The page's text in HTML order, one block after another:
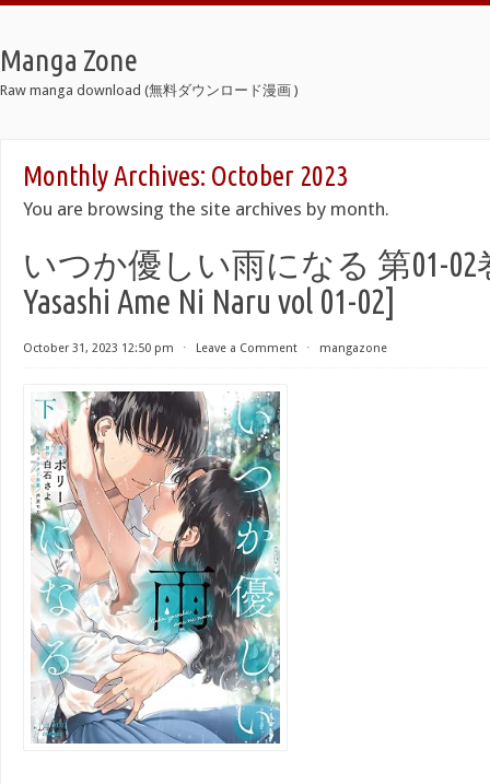
Manga Zone
Raw manga download (無料ダウンロード漫画 )
Monthly Archives: October 2023
You are browsing the site archives by month.
いつか優しい雨になる 第01-02
Yasashi Ame Ni Naru vol 01-02]
October 31, 2023 12:50 pm ⋅ Leave a Comment ⋅ mangazone